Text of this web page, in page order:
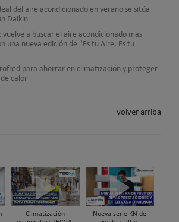
del aire acondicionado en verano se sitúa
Daikin
a buscar el aire acondicionado más
una nueva edición de "Es tu Aire, Es tu
para ahorrar en climatización y proteger
calor
volver arriba
Climatización
Nueva serie KN de